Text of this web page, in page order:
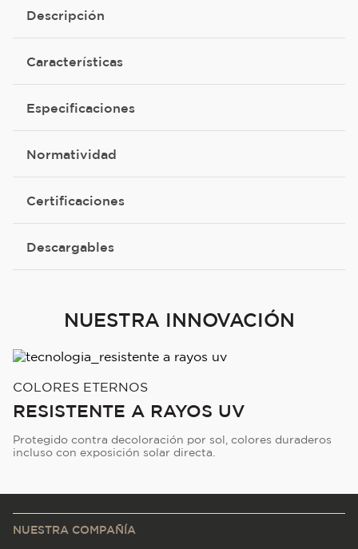
Descripción
Características
Especificaciones
Normatividad
Certificaciones
Descargables
NUESTRA INNOVACIÓN
COLORES ETERNOS
RESISTENTE A RAYOS UV
Protegido contra decoloración por sol, colores duraderos
incluso con exposición solar directa.
NUESTRA COMPAÑÍA